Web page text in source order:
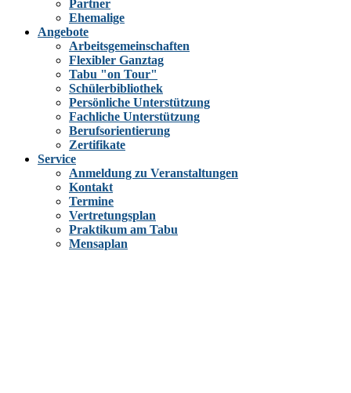
Partner
Ehemalige
Angebote
Arbeitsgemeinschaften
Flexibler Ganztag
Tabu "on Tour"
Schülerbibliothek
Persönliche Unterstützung
Fachliche Unterstützung
Berufsorientierung
Zertifikate
Service
Anmeldung zu Veranstaltungen
Kontakt
Termine
Vertretungsplan
Praktikum am Tabu
Mensaplan